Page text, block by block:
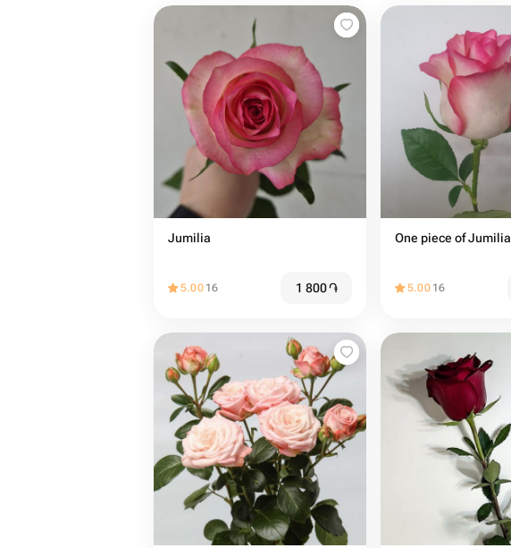
Jumilia
5.00 16 1 800֏
One piece of Jumilia
5.00 16